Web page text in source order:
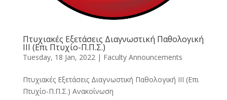
Πτυχιακές Εξετάσεις Διαγνωστική Παθολογική
ΙΙΙ (Επι Πτυχίο-Π.Π.Σ.)
Tuesday, 18 Jan, 2022| Faculty Announcements
Πτυχιακές Εξετάσεις Διαγνωστική Παθολογική ΙΙΙ (Επι
Πτυχίο-Π.Π.Σ.) Ανακοίνωση